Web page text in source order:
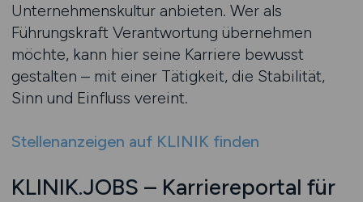
Unternehmenskultur anbieten. Wer als
Führungskraft Verantwortung übernehmen
möchte, kann hier seine Karriere bewusst
gestalten – mit einer Tätigkeit, die Stabilität,
Sinn und Einfluss vereint.
Stellenanzeigen auf KLINIK finden
KLINIK.JOBS – Karriereportal für